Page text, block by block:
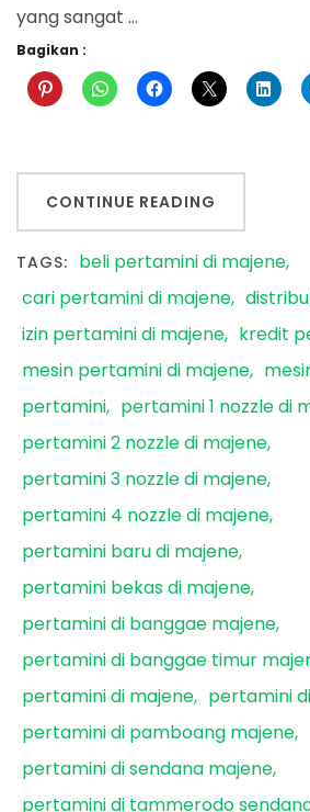
yang sangat …
Bagikan :
CONTINUE READING
TAGS: beli pertamini di majene
cari pertamini di majene
izin pertamini di majene
kredit
mesin pertamini di majene
pertamini
pertamini 1 nozzle di
pertamini 2 nozzle di majene
pertamini 3 nozzle di majene
pertamini 4 nozzle di majene
pertamini baru di majene
pertamini bekas di majene
pertamini di banggae majene
pertamini di banggae timur
pertamini di majene
pertamini
pertamini di pamboang majene
pertamini di sendana majene
pertamini di tammerodo